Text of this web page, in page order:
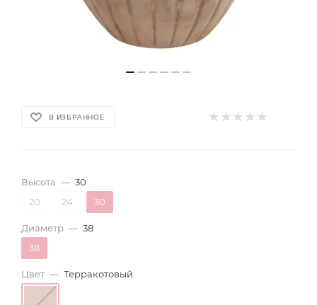
В ИЗБРАННОЕ
Высота — 30
20
24 30
Диаметр — 38
38
Цвет — Терракотовый